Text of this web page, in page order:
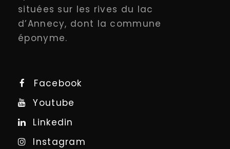
situées sur les rives du lac
d’Annecy, dont la commune
éponyme.
Facebook
Youtube
Linkedin
Instagram